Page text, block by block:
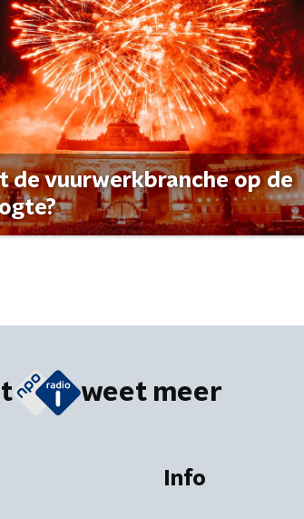
de vuurwerkbranche op de
weet meer
Info